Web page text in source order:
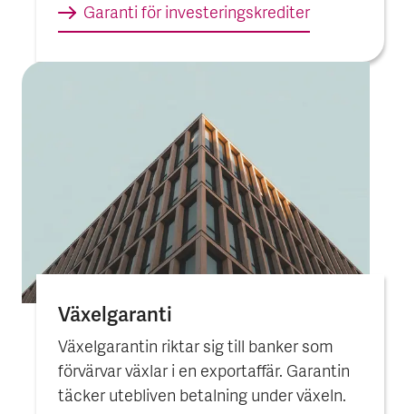
Garanti för investerings­krediter
Växelgaranti
Växelgarantin riktar sig till banker som
förvärvar växlar i en exportaffär. Garantin
täcker utebliven betalning under växeln.